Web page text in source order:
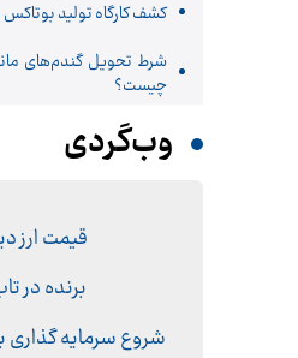
کشف کارگاه تولید بوتاکس
شرط تحویل گندم‌های
چیست؟
وب‌گردی
قیمت ارز
برنده در
شروع سرمایه گذاری